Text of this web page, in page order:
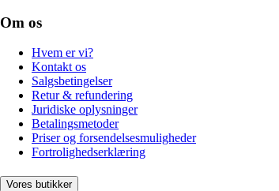
Om os
Hvem er vi?
Kontakt os
Salgsbetingelser
Retur & refundering
Juridiske oplysninger
Betalingsmetoder
Priser og forsendelsesmuligheder
Fortrolighedserklæring
Vores butikker